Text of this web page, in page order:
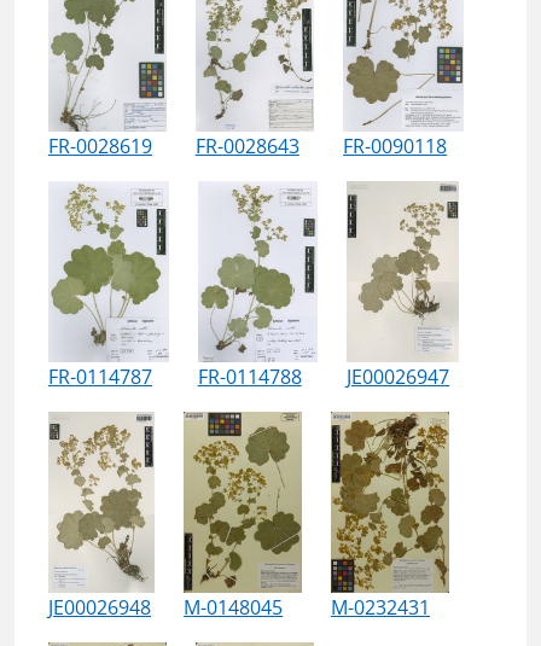
FR-0028619 FR-0028643 FR-0090118
FR-0114787 FR-0114788 JE00026947
JE00026948 M-0148045 M-0232431